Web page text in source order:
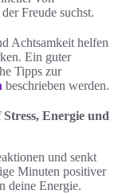
Freude suchst.
Achtsamkeit helfen
Ein guter
Tipps zur
beschrieben werden.
Energie und
und senkt
Minuten positiver
deine Energie.